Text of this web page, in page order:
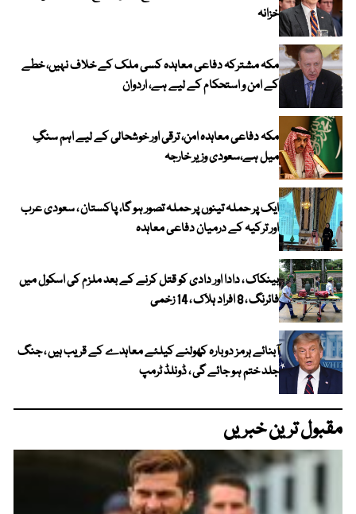
خزانہ
مکہ مشترکہ دفاعی معاہدہ کسی ملک کے خلاف نہیں، خطے
کے امن و استحکام کے لیے ہے، اردوان
مکہ دفاعی معاہدہ امن، ترقی اور خوشحالی کے لیے اہم سنگِ
میل ہے،سعودی وزیر خارجہ
ایک پر حملہ تینوں پر حملہ تصور ہو گا، پاکستان ، سعودی عرب
اور ترکیہ کے درمیان دفاعی معاہدہ
بینکاک ، دادا اور دادی کو قتل کرنے کے بعد ملزم کی اسکول میں
فائرنگ ، 8 افراد ہلاک ، 14 زخمی
آبنائے ہرمز دوبارہ کھولنے کیلئے معاہدے کے قریب ہیں ، جنگ
جلد ختم ہو جائے گی ، ڈونلڈ ٹرمپ
مقبول ترین خبریں